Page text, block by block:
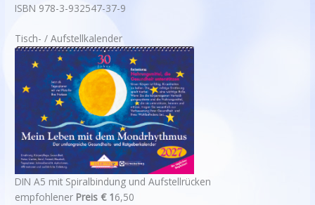
ISBN 978-3-932547-37-9
Tisch- / Aufstellkalender
DIN A5 mit Spiralbindung und Aufstellrücken
empfohlener Preis € 16,50